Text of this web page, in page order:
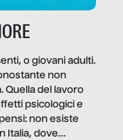
o giovani adulti.
non
Quella del lavoro
psicologici e
non esiste
Italia, dove